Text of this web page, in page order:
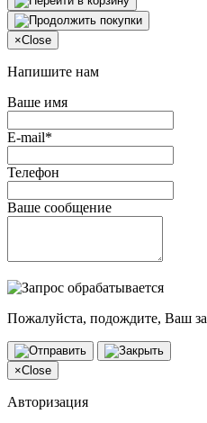
×Close
Напишите нам
Ваше имя
E-mail*
Телефон
Ваше сообщение
Пожалуйста, подождите, Ваш
×Close
Авторизация